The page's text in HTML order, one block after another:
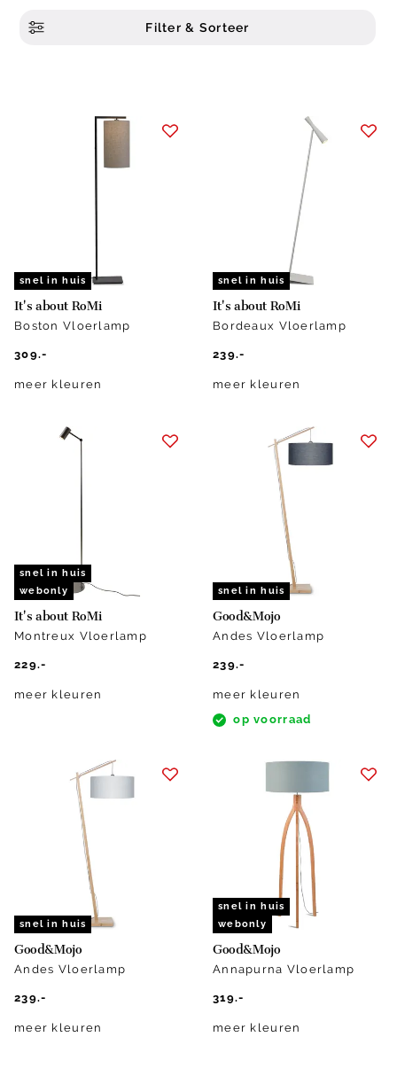
Filter & Sorteer
snel in huis
It's about RoMi
Boston Vloerlamp
309.-
meer kleuren
snel in huis
It's about RoMi
Bordeaux Vloerlamp
239.-
meer kleuren
snel in huis
webonly
It's about RoMi
Montreux Vloerlamp
229.-
meer kleuren
snel in huis
Good&Mojo
Andes Vloerlamp
239.-
meer kleuren
op voorraad
snel in huis
Good&Mojo
Andes Vloerlamp
239.-
meer kleuren
snel in huis
webonly
Good&Mojo
Annapurna Vloerlamp
319.-
meer kleuren